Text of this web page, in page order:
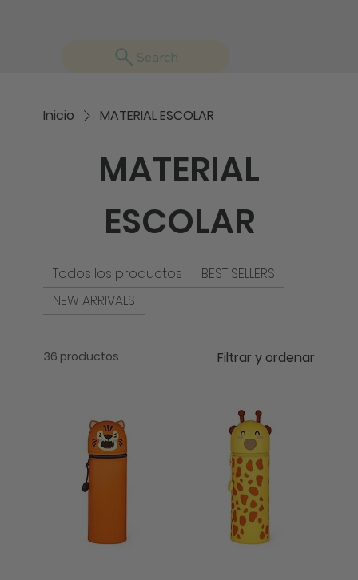
Search
Inicio MATERIAL ESCOLAR
MATERIAL
ESCOLAR
Todos los productos
BEST SELLERS
NEW ARRIVALS
36 productos Filtrar y ordenar